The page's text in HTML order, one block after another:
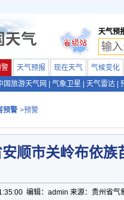
天气预
天气预报 现在天气 气候变化
国旅游天气网 气象卫星 天气雷达
预警 >预警
顺市关岭布依
编辑：admin 来源：贵州省气